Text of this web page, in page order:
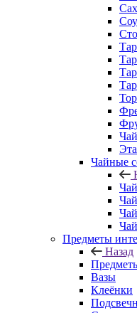
Чайные
Предметы
Назад
Вазы
Клеёнки